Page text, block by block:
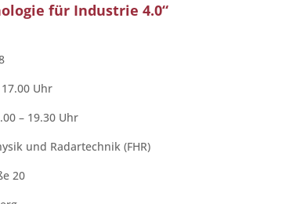
für Industrie 4.0“
Uhr
– 19.30 Uhr
und Radartechnik (FHR)
20